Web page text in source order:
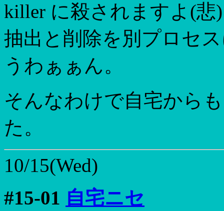
killer に殺されますよ(
抽出と削除を別プロセ
うわぁぁん。
そんなわけで自宅から
た。
10/15(Wed)
#15-01 自宅ニセ